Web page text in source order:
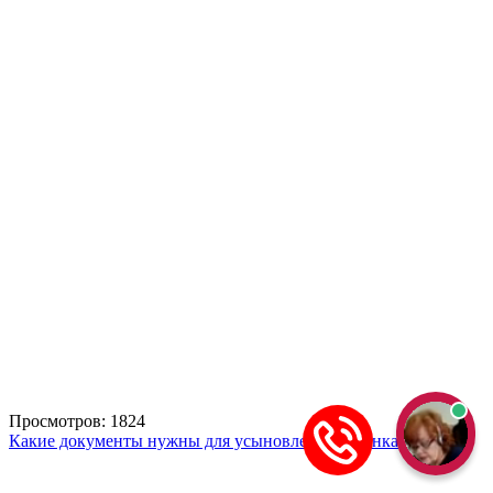
Просмотров: 1824
Какие документы нужны для усыновления ребенка